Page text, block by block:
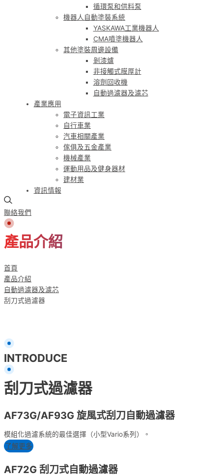
循環泵和供料泵
機器人自動塗裝系統
YASKAWA工業機器人
CMA噴塗機器人
其他塗裝周邊設備
剝漆爐
非接觸式膜厚計
溶劑回收機
自動過濾器及濾芯
產業應用
電子資訊工業
自行車業
汽車相關產業
傢俱及五金產業
機械產業
運動用品及健身器材
建材業
資訊情報
聯絡我們
產品介紹
首頁
產品介紹
自動過濾器及濾芯
刮刀式過濾器
INTRODUCE
刮刀式過濾器
AF73G/AF93G 旋風式刮刀自動過濾器
模組化過濾系統的最佳選擇（小型Vario系列）。
了解更多
AF72G 刮刀式自動過濾器